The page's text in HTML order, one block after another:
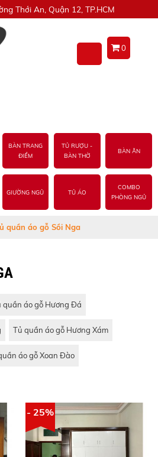
Thới An, Quận 12, TP.HCM
0
BÀN TRANG
ĐIỂM
TỦ RƯỢU -
BÀN THỜ
BÀN ĂN
GIƯỜNG NGỦ TỦ ÁO
COMBO
PHÒNG NGỦ
quần áo gỗ Sồi Nga
quần áo gỗ Hương Đá
Tủ quần áo gỗ Hương Xám
áo gỗ Xoan Đào
- 25%